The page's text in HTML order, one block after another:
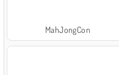
MahJongCon